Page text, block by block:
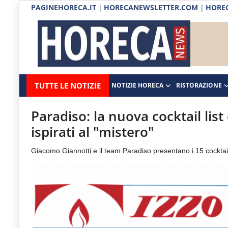
PAGINEHORECA.IT | HORECANEWSLETTER.COM |
Horecanews.it
-
Notizie
Horeca
Il
portale
del
Horeca
e
TUTTE LE NOTIZIE NOTIZIE HORECA RISTORAZIONE
Notizie HORECA
Ristorazione
Ospitalità
Distribuzione
Eventi
RUBRICHE
Paradiso: la nuova cocktail
ispirati al "mistero"
Giacomo Giannotti e il team Paradiso presentano i 15